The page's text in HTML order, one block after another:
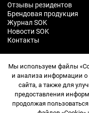
Отзывы резидентов
Брендовая продукция
Журнал SOK
Новости SOK
Контакты
ПРИЛОЖЕНИЕ
Мы используем файлы
и анализа информации о
сайта, а также для
предоставления
продолжая